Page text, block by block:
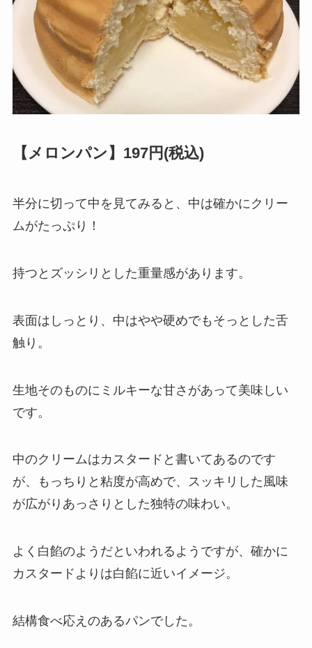
【メロンパン】197円(税込)
半分に切って中を見てみると、中は確かにクリー
ムがたっぷり！
持つとズッシリとした重量感があります。
表面はしっとり、中はやや硬めでもそっとした舌
触り。
生地そのものにミルキーな甘さがあって美味しい
です。
中のクリームはカスタードと書いてあるのです
が、もっちりと粘度が高めで、スッキリした風味
が広がりあっさりとした独特の味わい。
よく白餡のようだといわれるようですが、確かに
カスタードよりは白餡に近いイメージ。
結構食べ応えのあるパンでした。